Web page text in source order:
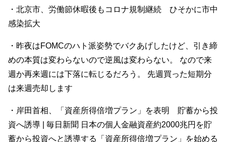
・北京市、労働節休暇後もコロナ規制継続 ひそかに市中
感染拡大
・昨夜はFOMCのハト派姿勢でバクあげしたけど、引き締
めの本質は変わらないので逆風は変わらない。 なので来
週か再来週には下落に転じるだろう。 先週買った短期分
は来週売却します
・岸田首相、「資産所得倍増プラン」を表明 貯蓄から投
資へ誘導 | 毎日新聞 日本の個人金融資産約2000兆円を貯
蓄から投資へと誘導する「資産所得倍増プラン」を始める